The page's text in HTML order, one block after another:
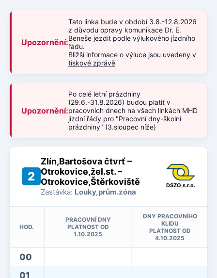
Upozornění:
Tato linka bude v období 3.8.-12.8.2026
z důvodu opravy komunikace Dr. E.
Beneše jezdit podle výlukového jízdního
řádu.
Bližší informace o výluce jsou uvedeny v
tiskové zprávě
Upozornění:
Po celé letní prázdniny
(29.6.-31.8.2026) budou platit v
pracovních dnech na všech linkách MHD
jízdní řády pro "Pracovní dny-školní
prázdniny" (3.sloupec níže)
2
Zlín,Bartošova čtvrť –
Otrokovice,žel.st. –
Otrokovice,Štěrkoviště
Zastávka: Louky,prům.zóna
DSZO,s.r.o.
HOD.
PRACOVNÍ DNY
PLATNOST OD
1.10.2025
DNY PRACOVNÍHO
KLIDU
PLATNOST OD
4.10.2025
00
01